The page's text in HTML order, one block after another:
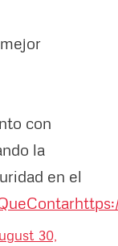
con
la
en el
30,